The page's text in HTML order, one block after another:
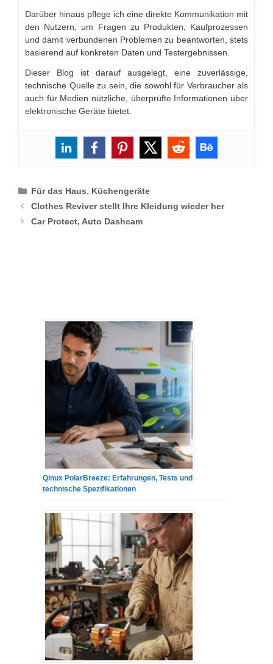
Darüber hinaus pflege ich eine direkte Kommunikation mit
den Nutzern, um Fragen zu Produkten, Kaufprozessen
und damit verbundenen Problemen zu beantworten, stets
basierend auf konkreten Daten und Testergebnissen.
Dieser Blog ist darauf ausgelegt, eine zuverlässige,
technische Quelle zu sein, die sowohl für Verbraucher als
auch für Medien nützliche, überprüfte Informationen über
elektronische Geräte bietet.
Categories
Für das Haus, Küchengeräte
Clothes Reviver stellt Ihre Kleidung wieder her
Car Protect, Auto Dashcam
Qinux PolarBreeze: Erfahrungen, Tests und
technische Spezifikationen